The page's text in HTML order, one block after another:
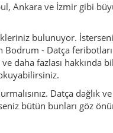
Ankara ve İzmir gibi
bulunuyor.
- Datça
daha fazlası hakkında
okuyabilirsiniz.
Datça dağlık ve
bütün bunları göz